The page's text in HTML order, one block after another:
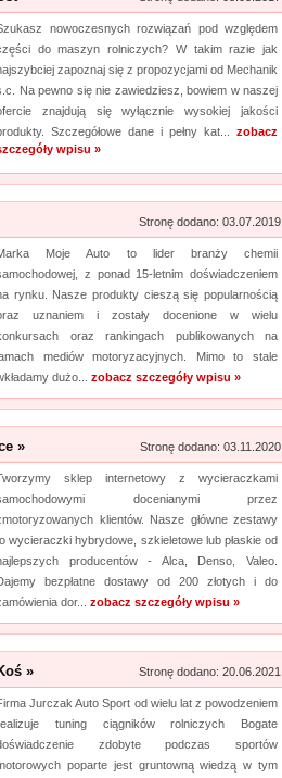
Zobacz szczegóły wpisu »
Promuj stronę w okienku!
strony w katalogu!
Data dodania: 13.07.2026
Zobacz szczegóły wpisu »
strony w katalogu!
Data dodania: 07.07.2026
Zobacz szczegóły wpisu »
Promuj stronę w okienku!
Data dodania: 03.07.2026
Zobacz szczegóły wpisu »
Promuj stronę w okienku!
nowoczesnych rozwiązań pod względem
do maszyn rolniczych? W takim razie jak
zapoznaj się z propozycjami od Mechanik
Na pewno się nie zawiedziesz, bowiem w naszej
znajdują się wyłącznie wysokiej jakości
Szczegółowe dane i pełny kat... zobacz
wpisu »
Stronę dodano: 03.07.2019
Moje Auto to lider branży chemii
z ponad 15-letnim doświadczeniem
rynku. Nasze produkty cieszą się popularnością
uznaniem i zostały docenione w wielu
oraz rankingach publikowanych na
mediów motoryzacyjnych. Mimo to stale
dużo... zobacz szczegóły wpisu »
» Stronę dodano: 03.11.2020
sklep internetowy z wycieraczkami
docenianymi przez
klientów. Nasze główne zestawy
wycieraczki hybrydowe, szkieletowe lub płaskie od
producentów - Alca, Denso, Valeo.
bezpłatne dostawy od 200 złotych i do
dor... zobacz szczegóły wpisu »
» Stronę dodano: 20.06.2021
Jurczak Auto Sport od wielu lat z powodzeniem
tuning ciągników rolniczych Bogate
zdobyte podczas sportów
poparte jest gruntowną wiedzą w tym